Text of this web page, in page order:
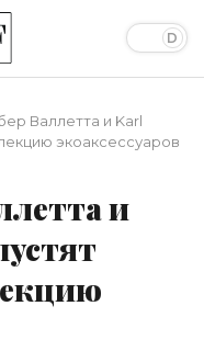
Валлетта и Karl
экоаксессуаров
и